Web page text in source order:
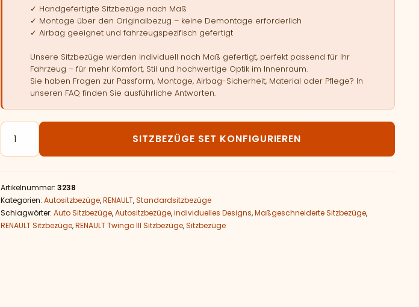
✓ Handgefertigte Sitzbezüge nach Maß
✓ Montage über den Originalbezug – keine Demontage erforderlich
✓ Airbag geeignet und fahrzeugspezifisch gefertigt
Unsere Sitzbezüge werden individuell nach Maß gefertigt, perfekt passend für Ihr
Fahrzeug – für mehr Komfort, Stil und hochwertige Optik im Innenraum.
Sie haben Fragen zur Passform, Montage, Airbag-Sicherheit, Material oder Pflege? In
unseren FAQ finden Sie ausführliche Antworten.
Autositzbezüge passend für RENAULT Twingo III Menge
SITZBEZÜGE SET KONFIGURIEREN
Artikelnummer: 3238
Kategorien: Autositzbezüge,RENAULT,Standardsitzbezüge
Schlagwörter: Auto Sitzbezüge,Autositzbezüge,individuelles Designs,Maßgeschneiderte Sitzbezüge,
RENAULT Sitzbezüge,RENAULT Twingo III Sitzbezüge,Sitzbezüge